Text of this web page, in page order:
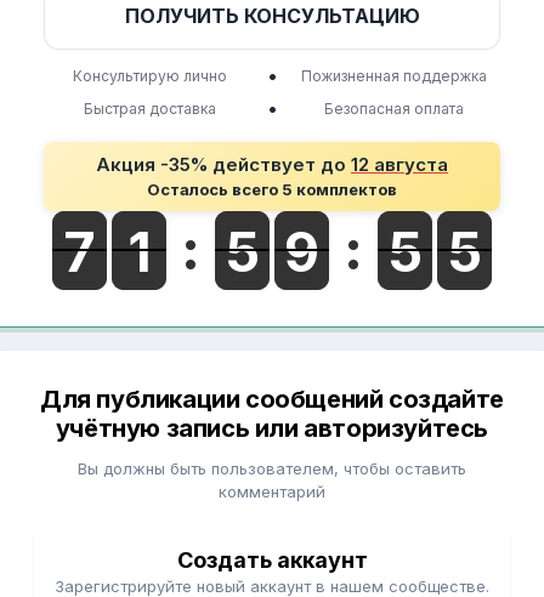
ПОЛУЧИТЬ КОНСУЛЬТАЦИЮ
Консультирую лично •
Пожизненная поддержка
Быстрая доставка
• Безопасная оплата
Акция -35% действует до 12 августа
Осталось всего 5 комплектов
Для публикации сообщений создайте
учётную запись или авторизуйтесь
Вы должны быть пользователем, чтобы оставить
комментарий
Создать аккаунт
Зарегистрируйте новый аккаунт в нашем сообществе.